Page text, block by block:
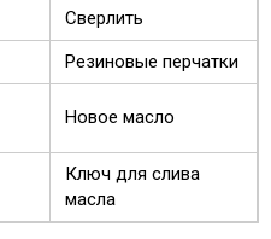
Сверлить
Резиновые перчатки
Новое масло
Ключ для слива
масла